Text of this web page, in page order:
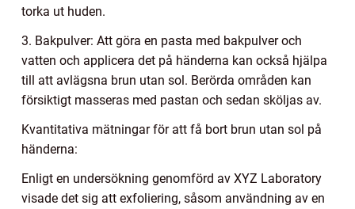
torka ut huden.
3. Bakpulver: Att göra en pasta med bakpulver och
vatten och applicera det på händerna kan också hjälpa
till att avlägsna brun utan sol. Berörda områden kan
försiktigt masseras med pastan och sedan sköljas av.
Kvantitativa mätningar för att få bort brun utan sol på
händerna:
Enligt en undersökning genomförd av XYZ Laboratory
visade det sig att exfoliering, såsom användning av en